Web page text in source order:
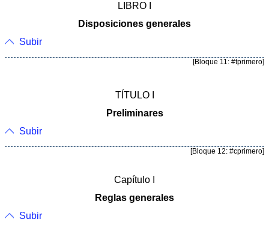
LIBRO I
Disposiciones generales
Subir
[Bloque 11: #tprimero]
TÍTULO I
Preliminares
Subir
[Bloque 12: #cprimero]
Capítulo I
Reglas generales
Subir